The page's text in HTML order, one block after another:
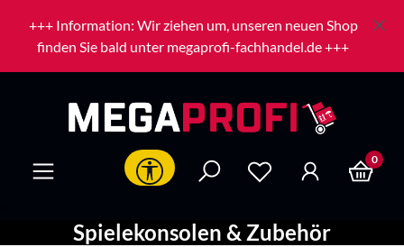
Zum Hauptinhalt springen
+++ Information: Wir ziehen um, unseren neuen Shop
finden Sie bald unter megaprofi-fachhandel.de +++
Werkzeugleiste anzeigen 0
Spielekonsolen & Zubehör